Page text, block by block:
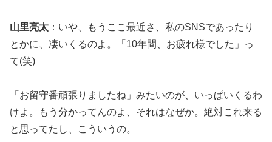
山里亮太 ：いや、もうここ最近さ、私のSNSであったり
とかに、凄いくるのよ。「10年間、お疲れ様でした」っ
て(笑)
「お留守番頑張りましたね」みたいのが、いっぱいくるわ
けよ。もう分かってんのよ、それはなぜか。絶対これ来る
と思ってたし、こういうの。